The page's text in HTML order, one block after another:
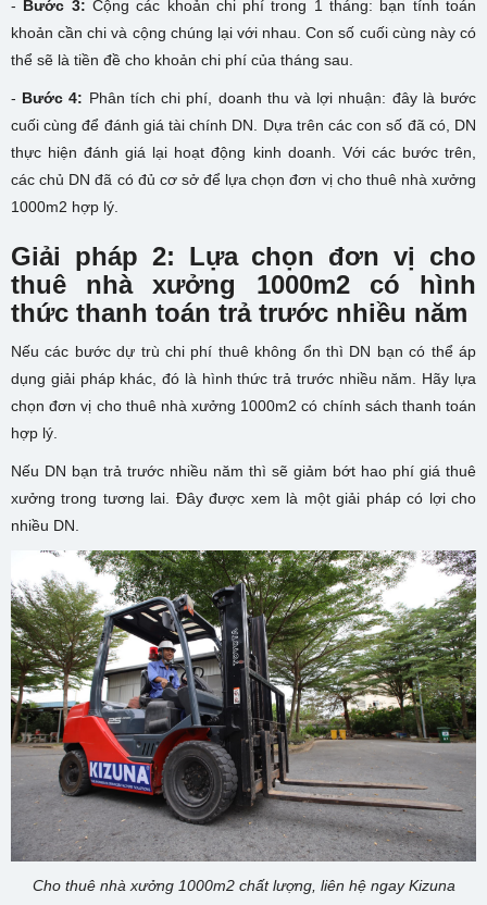
- Bước 3: Cộng các khoản chi phí trong 1 tháng: bạn tính toán
khoản cần chi và cộng chúng lại với nhau. Con số cuối cùng này có
thể sẽ là tiền đề cho khoản chi phí của tháng sau.
- Bước 4: Phân tích chi phí, doanh thu và lợi nhuận: đây là bước
cuối cùng để đánh giá tài chính DN. Dựa trên các con số đã có, DN
thực hiện đánh giá lại hoạt động kinh doanh. Với các bước trên,
các chủ DN đã có đủ cơ sở để lựa chọn đơn vị cho thuê nhà xưởng
1000m2 hợp lý.
Giải pháp 2: Lựa chọn đơn vị cho
thuê nhà xưởng 1000m2 có hình
thức thanh toán trả trước nhiều năm
Nếu các bước dự trù chi phí thuê không ổn thì DN bạn có thể áp
dụng giải pháp khác, đó là hình thức trả trước nhiều năm. Hãy lựa
chọn đơn vị cho thuê nhà xưởng 1000m2 có chính sách thanh toán
hợp lý.
Nếu DN bạn trả trước nhiều năm thì sẽ giảm bớt hao phí giá thuê
xưởng trong tương lai. Đây được xem là một giải pháp có lợi cho
nhiều DN.
Cho thuê nhà xưởng 1000m2 chất lượng, liên hệ ngay Kizuna